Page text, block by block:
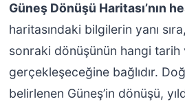
Güneş Dönüşü Haritası’nın
haritasındaki bilgilerin yanı
sonraki dönüşünün hangi tarih
gerçekleşeceğine bağlıdır.
belirlenen Güneş’in dönüşü,